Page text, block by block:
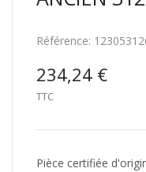
Référence:
234,24 €
TTC
Pièce certifiée